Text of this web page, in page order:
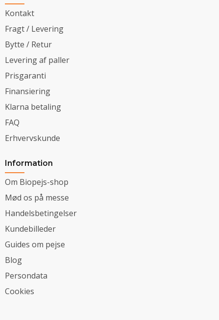
Kontakt
Fragt / Levering
Bytte / Retur
Levering af paller
Prisgaranti
Finansiering
Klarna betaling
FAQ
Erhvervskunde
Information
Om Biopejs-shop
Mød os på messe
Handelsbetingelser
Kundebilleder
Guides om pejse
Blog
Persondata
Cookies